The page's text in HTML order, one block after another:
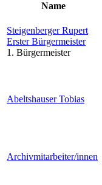
Name
Steigenberger Rupert
Erster Bürgermeister
1. Bürgermeister
Abeltshauser Tobias
Archivmitarbeiter/innen